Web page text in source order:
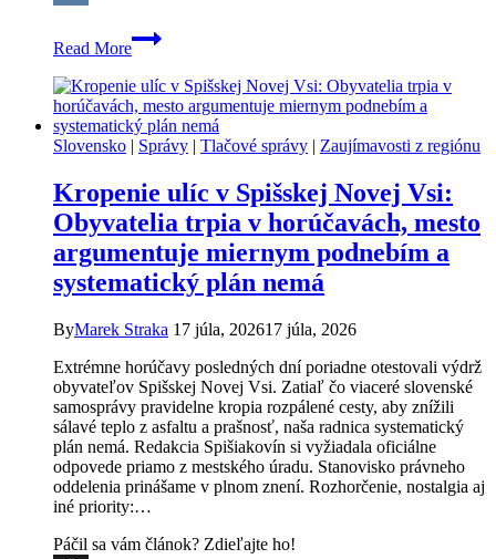
Read More
Most
pri
prejde
rozsiahlou
rekonštrukciou.
Vodičov
dopravné
obmedzenia
Slovensko | Správy | Tlačové správy | Zaujímavosti z regiónu
Kropenie ulíc v Spišskej Novej Vsi:
Obyvatelia trpia v horúčavách, mesto
argumentuje miernym podnebím a
systematický plán nemá
ByMarek Straka 17 júla, 202617 júla, 2026
Extrémne horúčavy posledných dní poriadne otestovali výdrž
obyvateľov Spišskej Novej Vsi. Zatiaľ čo viaceré slovenské
samosprávy pravidelne kropia rozpálené cesty, aby znížili
sálavé teplo z asfaltu a prašnosť, naša radnica systematický
plán nemá. Redakcia Spišiakovín si vyžiadala oficiálne
odpovede priamo z mestského úradu. Stanovisko právneho
oddelenia prinášame v plnom znení. Rozhorčenie, nostalgia aj
iné priority:…
Páčil sa vám článok? Zdieľajte ho!